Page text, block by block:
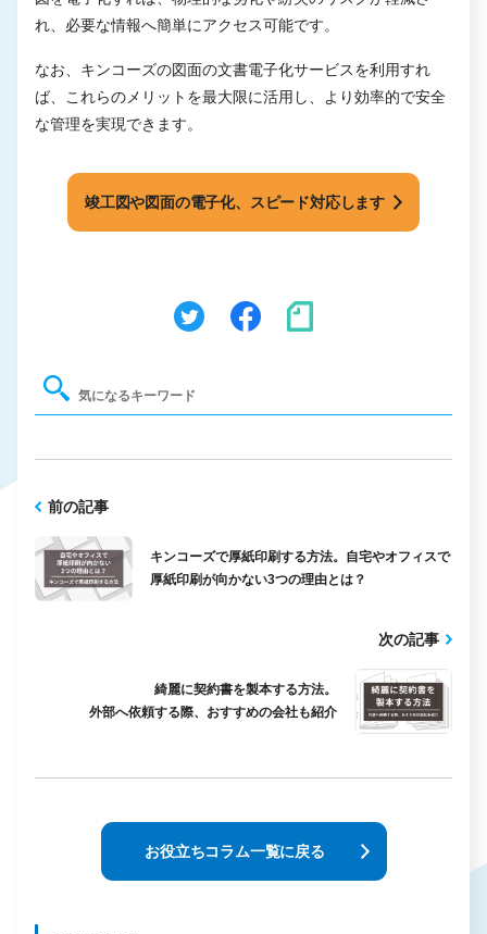
れ、必要な情報へ簡単にアクセス可能です。
なお、キンコーズの図面の文書電子化サービスを利用すれ
ば、これらのメリットを最大限に活用し、より効率的で安全
な管理を実現できます。
竣工図や図面の電子化、スピード対応します
前の記事
キンコーズで厚紙印刷する方法。自宅やオフィスで
厚紙印刷が向かない3つの理由とは？
次の記事
綺麗に契約書を製本する方法。
外部へ依頼する際、おすすめの会社も紹介
お役立ちコラム一覧に戻る